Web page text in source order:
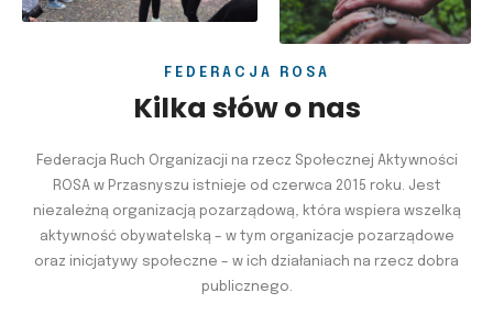
FEDERACJA ROSA
Kilka słów o nas
Federacja Ruch Organizacji na rzecz Społecznej Aktywności
ROSA w Przasnyszu istnieje od czerwca 2015 roku. Jest
niezależną organizacją pozarządową, która wspiera wszelką
aktywność obywatelską – w tym organizacje pozarządowe
oraz inicjatywy społeczne – w ich działaniach na rzecz dobra
publicznego.